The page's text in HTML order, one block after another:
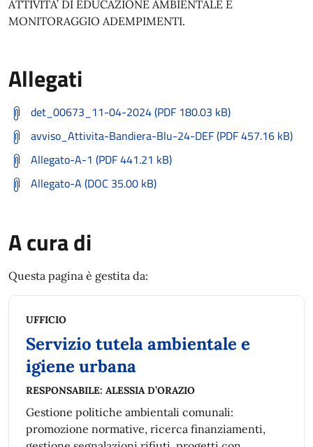
ATTIVITA’ DI EDUCAZIONE AMBIENTALE E
MONITORAGGIO ADEMPIMENTI.
Allegati
det_00673_11-04-2024 (PDF 180.03 kB)
avviso_Attivita-Bandiera-Blu-24-DEF (PDF 457.16 kB)
Allegato-A-1 (PDF 441.21 kB)
Allegato-A (DOC 35.00 kB)
A cura di
Questa pagina è gestita da:
UFFICIO
Servizio tutela ambientale e
igiene urbana
RESPONSABILE: ALESSIA D’ORAZIO
Gestione politiche ambientali comunali:
promozione normative, ricerca finanziamenti,